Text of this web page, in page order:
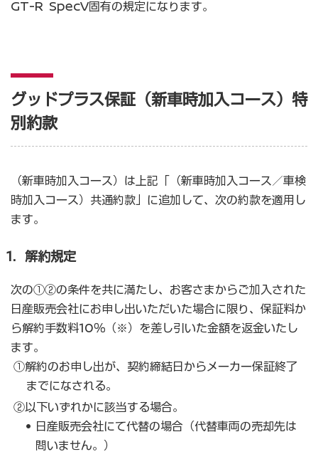
GT-R SpecV固有の規定になります。
グッドプラス保証（新車時加入コース）特
別約款
（新車時加入コース）は上記「（新車時加入コース／車検
時加入コース）共通約款」に追加して、次の約款を適用し
ます。
1．解約規定
次の①②の条件を共に満たし、お客さまからご加入された
日産販売会社にお申し出いただいた場合に限り、保証料か
ら解約手数料10％（※）を差し引いた金額を返金いたし
ます。
①解約のお申し出が、契約締結日からメーカー保証終了
までになされる。
②以下いずれかに該当する場合。
日産販売会社にて代替の場合（代替車両の売却先は
問いません。）